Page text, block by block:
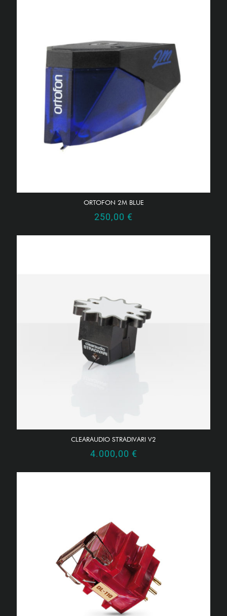
ORTOFON 2M BLUE
250,00 €
CLEARAUDIO STRADIVARI V2
4.000,00 €